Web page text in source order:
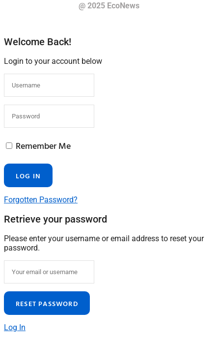
@ 2025 EcoNews
Welcome Back!
Login to your account below
Remember Me
Forgotten Password?
Retrieve your password
Please enter your username or email address to reset your
password.
Log In